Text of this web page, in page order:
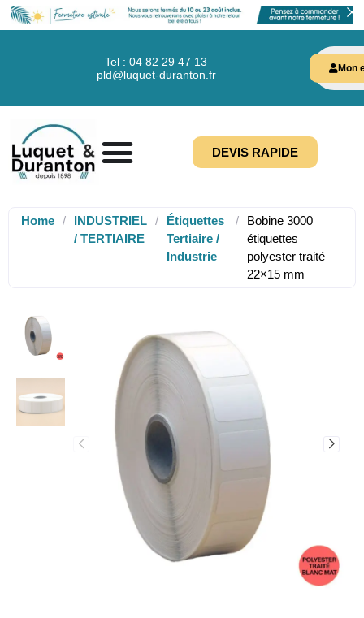
Tel : 04 82 29 47 13
pld@luquet-duranton.fr
Mon
DEVIS RAPIDE
Home /
INDUSTRIEL
/ TERTIAIRE
/
Étiquettes
Tertiaire /
Industrie
/
Bobine 3000
étiquettes
polyester traité
22×15 mm